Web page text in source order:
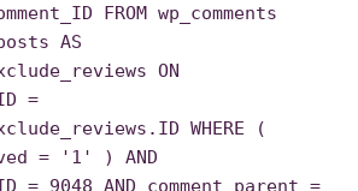
FROM wp_comments
AS
ON
=
WHERE (
= '1' ) AND
= 9048 AND comment_parent =